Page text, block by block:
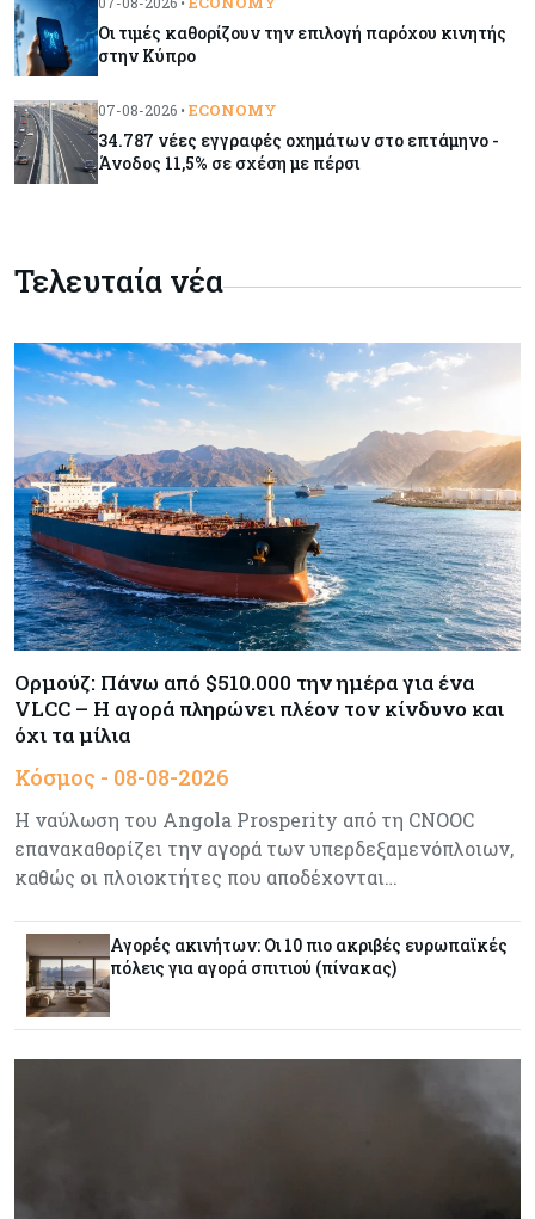
M&A μεσαίας αγοράς
την απάντηση της Κομισιόν
Κόσμος 07-08-2026
Η Τουρκία χτυπάει Ντουμπάι και Λονδίνο:
Φορολογικά κίνητρα για επαναπατρισμό
πλούσιων κατοίκων και επενδυτών
Κύπρος 07-08-2026
Από τα €150,6 εκατ. στα €112 εκατ. οι κρατικές
πιστώσεις για έρευνα στην Κύπρο
Κόσμος 07-08-2026
Παγκόσμιος συναγερμός για τις τιμές των
τροφίμων
Κύπρος
Οι τιμές καθορίζουν την επιλογή παρόχου
Κύπρος
ΕΚΤ: Αιφνιδιάστηκε από την πώληση ευρώ από
τις ΗΠΑ
07-08-2026
Οι τιμές καθορίζουν την επιλογή παρόχου κινητής
στην Κύπρο
07-08-2026 • ECONOMY
34.787 νέες εγγραφές οχημάτων στο επτάμηνο -
Άνοδος 11,5% σε σχέση με πέρσι
Τελευταία νέα
Ορμούζ: Πάνω από $510.000 την ημέρα για ένα
VLCC – Η αγορά πληρώνει πλέον τον κίνδυνο και
όχι τα μίλια
Κόσμος - 08-08-2026
Η ναύλωση του Angola Prosperity από τη CNOOC
επανακαθορίζει την αγορά των υπερδεξαμενόπλοιων,
καθώς οι πλοιοκτήτες που αποδέχονται…
Αγορές ακινήτων: Οι 10 πιο ακριβές ευρωπαϊκές
πόλεις για αγορά σπιτιού (πίνακας)